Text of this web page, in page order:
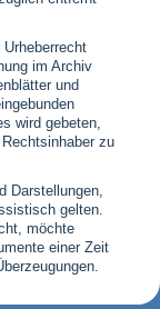
im Archiv
und
wird gebeten,
zu
Darstellungen,
gelten.
möchte
einer Zeit